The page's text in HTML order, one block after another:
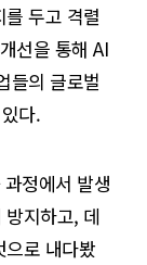
두고 격렬
선을 통해 AI
들의 글로벌
다.
정에서 발생
지하고, 데
으로 내다봤